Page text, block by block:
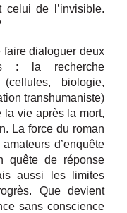
de l’invisible.
faire dialoguer deux
: la recherche
biologie,
transhumaniste)
la vie après la mort,
La force du roman
d’enquête
quête de réponse
aussi les limites
Que devient
sans conscience